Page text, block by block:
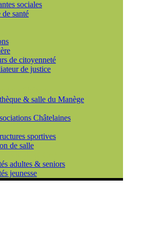
sociales
de santé
de citoyenneté
de justice
& salle du Manège
Châtelaines
sportives
de salle
adultes & seniors
jeunesse